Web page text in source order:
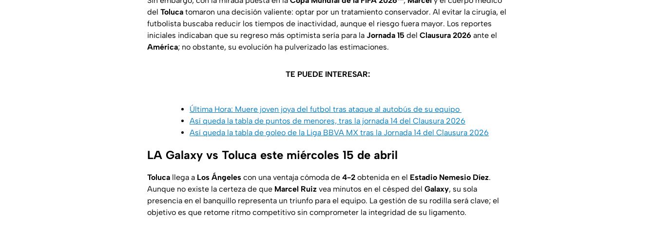
del Toluca tomaron una decisión valiente: optar por un tratamiento conservador. Al evitar la cirugía, el
futbolista buscaba reducir los tiempos de inactividad, aunque el riesgo fuera mayor. Los reportes
iniciales indicaban que su regreso más optimista sería para la Jornada 15 del Clausura 2026 ante el
América; no obstante, su evolución ha pulverizado las estimaciones.
TE PUEDE INTERESAR:
Última Hora: Muere joven joya del futbol tras ataque al autobús de su equipo
Así queda la tabla de puntos de menores, tras la jornada 14 del Clausura 2026
Así queda la tabla de goleo de la Liga BBVA MX tras la Jornada 14 del Clausura 2026
LA Galaxy vs Toluca este miércoles 15 de abril
Toluca llega a Los Ángeles con una ventaja cómoda de 4-2 obtenida en el Estadio Nemesio Díez.
Aunque no existe la certeza de que Marcel Ruiz vea minutos en el césped del Galaxy, su sola
presencia en el banquillo representa un triunfo para el equipo. La gestión de su rodilla será clave; el
objetivo es que retome ritmo competitivo sin comprometer la integridad de su ligamento.